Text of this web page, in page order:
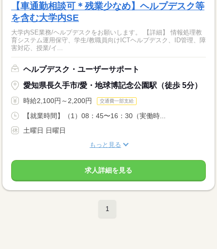
【車通勤相談可＊残業少なめ】ヘルプデスク等
を含む大学内SE
大学内SE業務/ヘルプデスクをお願いします。 【詳細】 情報処理教
育システム運用保守、学生/教職員向けICTヘルプデスク、ID管理、障
害対応、授業/イ...
ヘルプデスク・ユーザーサポート
愛知県長久手市/愛・地球博記念公園駅（徒歩 5分）
時給2,100円～2,200円 交通費一部支給
【就業時間】（1）08：45〜16：30（実働時...
土曜日 日曜日
もっと見る
求人詳細を見る
1